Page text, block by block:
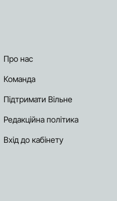
Про нас
Команда
Підтримати Вільне
Редакційна політика
Вхід до кабінету